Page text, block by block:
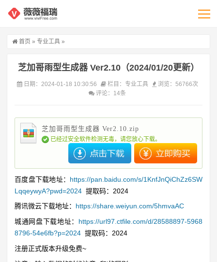
首页 » 专业工具 »
芝加哥雨型生成器 Ver2.10（2024/01/20更新）
日期：2024-01-18 10:30:56 栏目： 专业工具
浏览：56766次
评论：14条
芝加哥雨型生成器 Ver2.10.zip
已经过安全软件检测无毒，请您放心下载。
百度盘下载地址： https://pan.baidu.com/s/1KnfJnQiChZz6SW
LqqeywyA?pwd=2024 提取码：2024
腾讯微云下载地址： https://share.weiyun.com/5hmvaAC
城通网盘下载地址： https://url97.ctfile.com/d/28588897-5968
8796-54e6fb?p=2024 提取码：2024
注册正式版本升级免费~